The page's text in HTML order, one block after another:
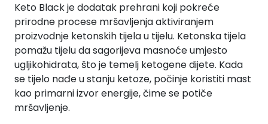
Keto Black je dodatak prehrani koji pokreće
prirodne procese mršavljenja aktiviranjem
proizvodnje ketonskih tijela u tijelu. Ketonska tijela
pomažu tijelu da sagorijeva masnoće umjesto
ugljikohidrata, što je temelj ketogene dijete. Kada
se tijelo nađe u stanju ketoze, počinje koristiti mast
kao primarni izvor energije, čime se potiče
mršavljenje.